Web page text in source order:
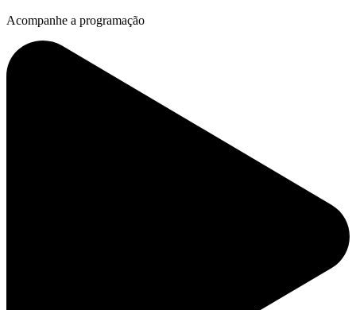
Acompanhe a programação